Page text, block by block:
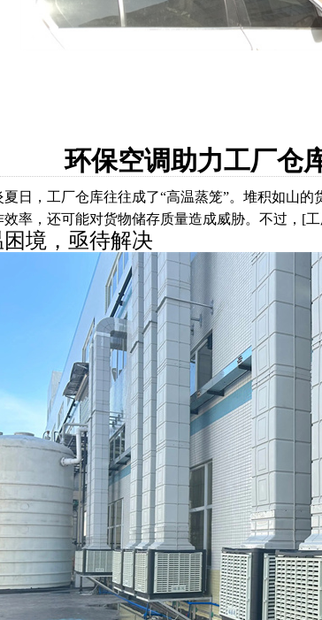
环保空调助力工厂仓
夏日，工厂仓库往往成了“高温蒸笼”。堆积如山
效率，还可能对货物储存质量造成威胁。不过，[
境，亟待解决